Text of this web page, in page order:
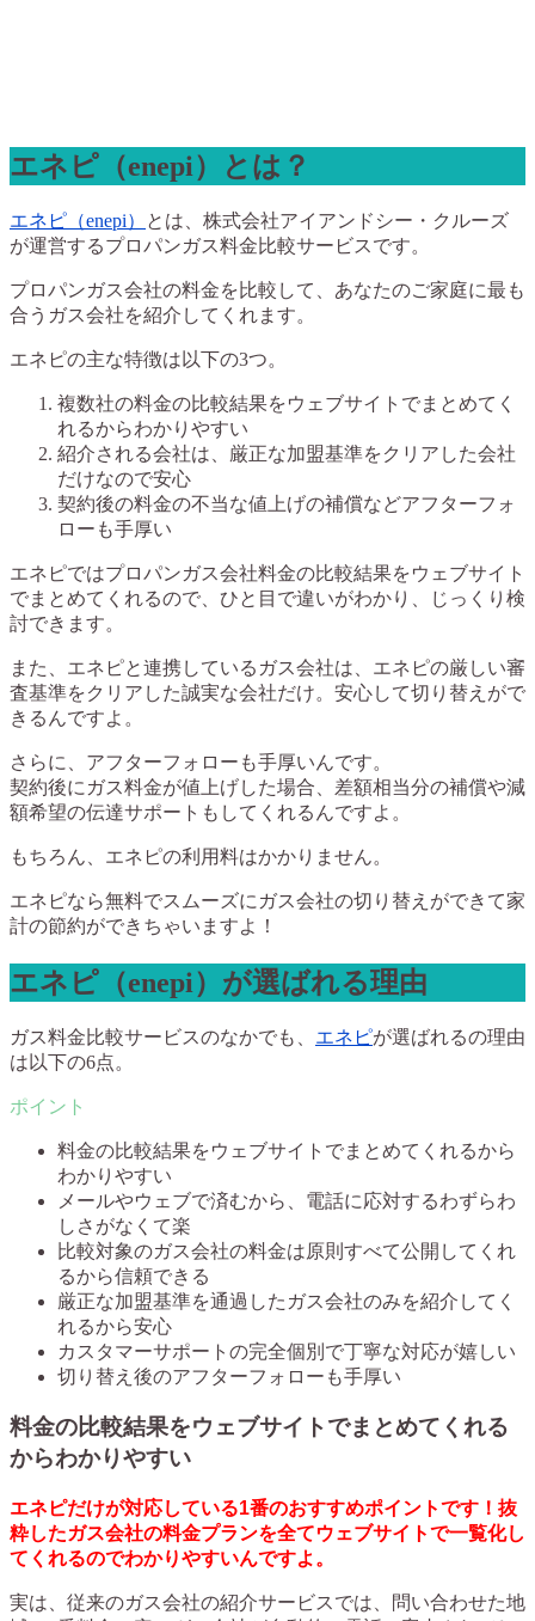
エネピ（enepi）とは？
エネピ（enepi）
とは、株式会社アイアンドシー・クルーズ
が運営するプロパンガス料金比較サービスです。
プロパンガス会社の料金を比較して、あなたのご家庭に最も
合うガス会社を紹介してくれます。
エネピの主な特徴は以下の3つ。
複数社の料金の比較結果をウェブサイトでまとめてく
れるからわかりやすい
紹介される会社は、厳正な加盟基準をクリアした会社
だけなので安心
契約後の料金の不当な値上げの補償などアフターフォ
ローも手厚い
エネピではプロパンガス会社料金の比較結果をウェブサイト
でまとめてくれるので、ひと目で違いがわかり、じっくり検
討できます。
また、エネピと連携しているガス会社は、エネピの厳しい審
査基準をクリアした誠実な会社だけ。安心して切り替えがで
きるんですよ。
さらに、アフターフォローも手厚いんです。
契約後にガス料金が値上げした場合、差額相当分の補償や減
額希望の伝達サポートもしてくれるんですよ。
もちろん、エネピの利用料はかかりません。
エネピなら無料でスムーズにガス会社の切り替えができて家
計の節約ができちゃいますよ！
エネピ（enepi）が選ばれる理由
ガス料金比較サービスのなかでも、 エネピが選ばれるの理由
は以下の6点。
料金の比較結果をウェブサイトでまとめてくれるから
わかりやすい
メールやウェブで済むから、電話に応対するわずらわ
しさがなくて楽
比較対象のガス会社の料金は原則すべて公開してくれ
るから信頼できる
厳正な加盟基準を通過したガス会社のみを紹介してく
れるから安心
カスタマーサポートの完全個別で丁寧な対応が嬉しい
切り替え後のアフターフォローも手厚い
料金の比較結果をウェブサイトでまとめてくれる
からわかりやすい
エネピだけが対応している1番のおすすめポイントです！抜
粋したガス会社の料金プランを全てウェブサイトで一覧化し
てくれるのでわかりやすいんですよ。
実は、従来のガス会社の紹介サービスでは、問い合わせた地